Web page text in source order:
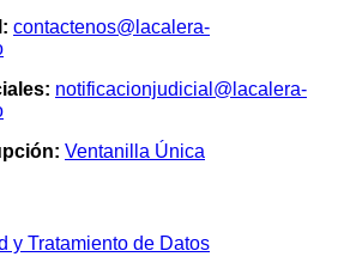
contactenos@lacalera-
notificacionjudicial@lacalera-
Ventanilla Única
y Tratamiento de Datos